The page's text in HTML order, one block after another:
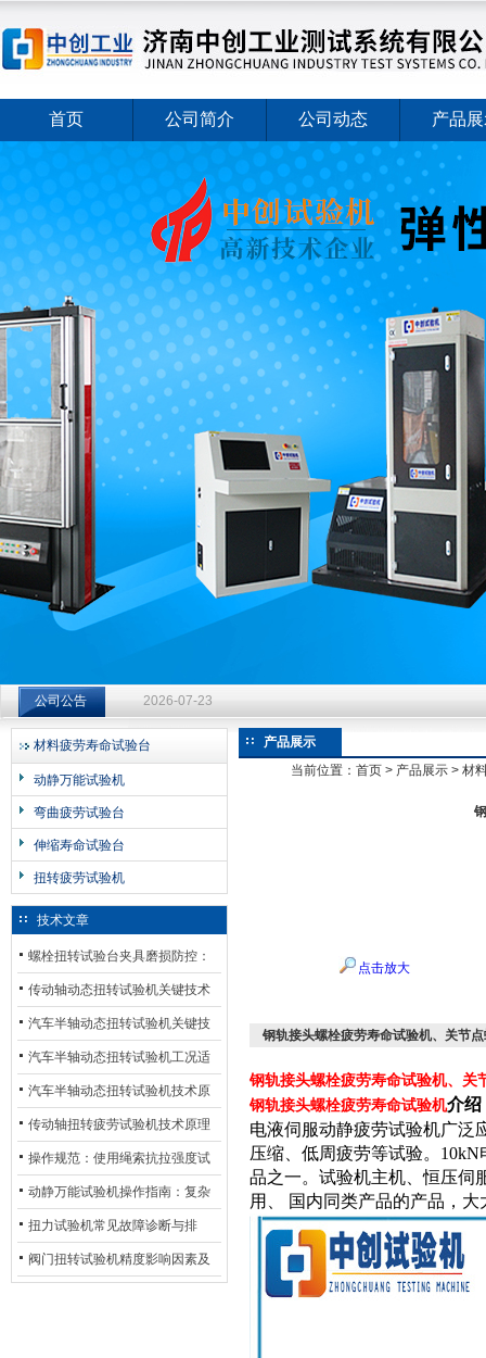
济南中创工业测试系统有限公司
首页 公司简介 公司动态 产品
公司公告 2026-07-23
钻杆扭转试验台选型指南：从额定扭矩到加载频率的工况适配
2026-07-23
钻杆扭转试验台选型指南：从额定扭矩到加载频率的工况适配
2026-07-23
材料疲劳寿命试验台
动静万能试验机
弯曲疲劳试验台
伸缩寿命试验台
扭转疲劳试验机
技术文章
螺栓扭转试验台夹具磨损防控：
材质选型与表面处理的耐用性优
化
传动轴动态扭转试验机关键技术
及产业落地应用
汽车半轴动态扭转试验机关键技
术及产业落地应用
汽车半轴动态扭转试验机工况适
配与质控应用探析
汽车半轴动态扭转试验机技术原
理与行业应用
传动轴扭转疲劳试验机技术原理
与行业应用
操作规范：使用绳索抗拉强度试
验机的完整测试步骤
动静万能试验机操作指南：复杂
动态测试的标准化流程
扭力试验机常见故障诊断与排
除：从传感器信号异常到机械传
阀门扭转试验机精度影响因素及
产品展示
当前位置： 首页 > 产品展示 > 材
点击放大
钢轨接头螺栓疲劳寿命试验机、关节
钢轨接头螺栓疲劳寿命试验机、关
钢轨接头螺栓疲劳寿命试验机介绍
电液伺服动静疲劳试验机广泛
压缩、低周疲劳等试验。
品之一。试验机主机、恒压伺
用、 国内同类产品的产品，